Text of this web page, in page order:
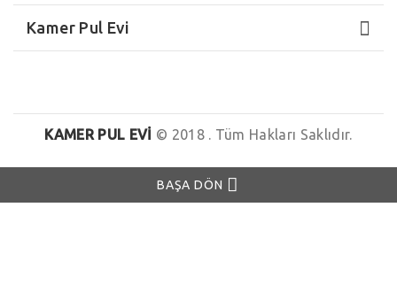
Kamer Pul Evi
KAMER PUL EVI © 2018 . Tüm Hakları Saklıdır.
BAŞA DÖN